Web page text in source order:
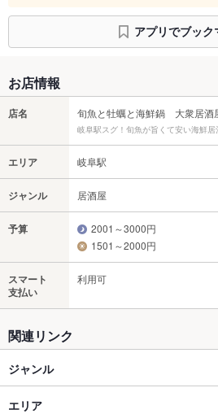
アプリでブック
お店情報
店名 旬魚と牡蠣と海鮮鍋 大衆居酒
岐阜駅スグ！旬魚が旨くて安い海鮮居
エリア 岐阜駅
ジャンル 居酒屋
予算
2001～3000円
1501～2000円
スマート
支払い
利用可
関連リンク
ジャンル
居酒屋
エリア